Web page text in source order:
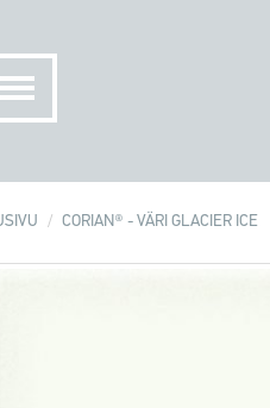
CORIAN® - VÄRI GLACIER ICE